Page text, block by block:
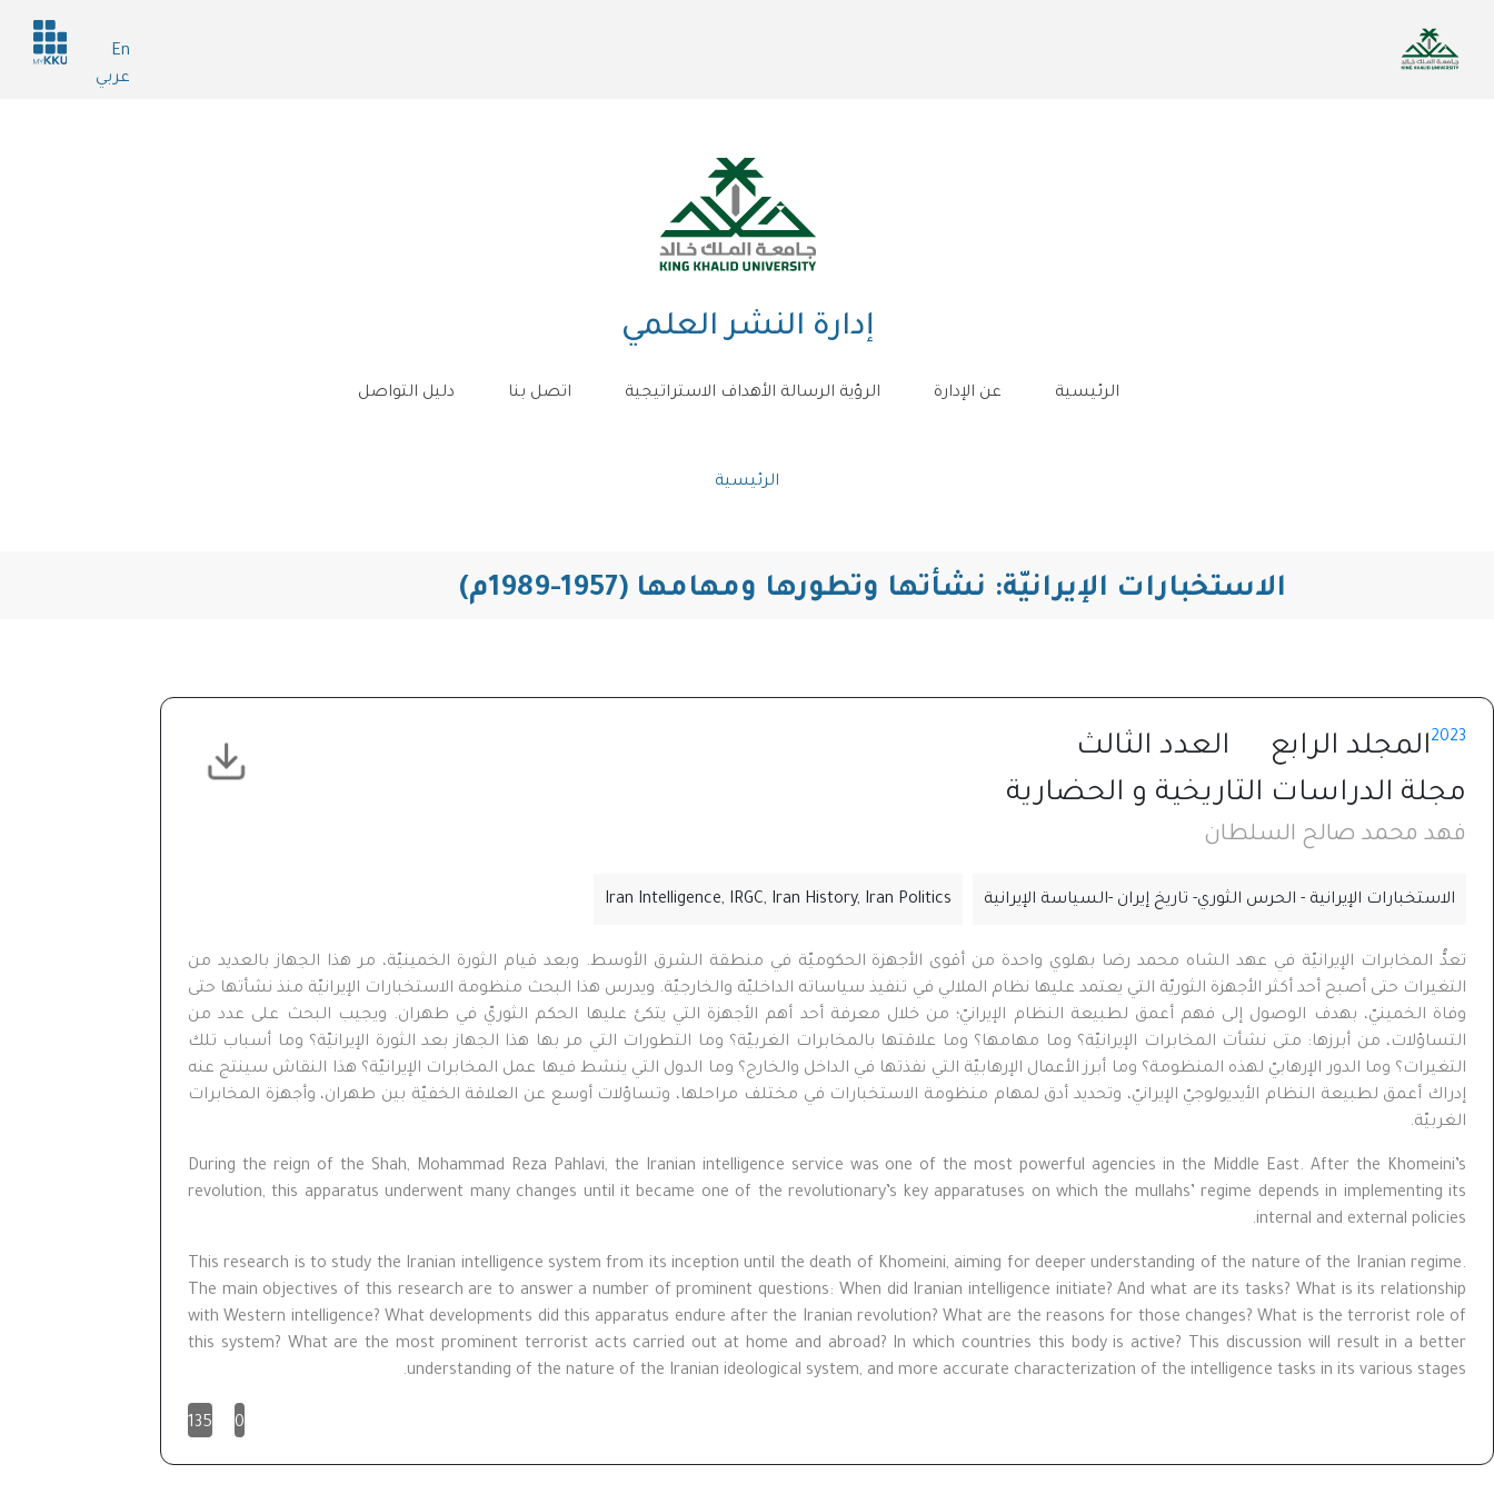
المحتوى
En
عربي
Header
services
إدارة النشر العلمي
الرئيسية عن الإدارة الرؤية الرسالة الأهداف الاستراتيجية اتصل بنا دليل التواصل
مسار
الرئيسية
الاستخبارات الإيرانيّة: نشأتها وتطورها ومهامها (1957-1989م)
2023المجلد الرابع
العدد الثالث
مجلة الدراسات التاريخية و الحضارية⁩
فهد محمد صالح السلطان
الاستخبارات الإيرانية - الحرس الثوري- تاريخ إيران -السياسة الإيرانية Iran Intelligence, IRGC, Iran History, Iran Politics
تعدُّ المخابرات الإيرانيّة في عهد الشاه محمد رضا بهلوي واحدة من أقوى الأجهزة الحكوميّة في منطقة الشرق الأوسط. وبعد قيام الثورة الخمينيّة، مر هذا الجهاز بالعديد من
التغيرات حتى أصبح أحد أكثر الأجهزة الثوريّة التي يعتمد عليها نظام الملالي في تنفيذ سياساته الداخليّة والخارجيّة. ويدرس هذا البحث منظومة الاستخبارات الإيرانيّة منذ نشأتها حتى
وفاة الخمينيّ، بهدف الوصول إلى فهم أعمق لطبيعة النظام الإيرانيّ؛ من خلال معرفة أحد أهم الأجهزة التي يتكئ عليها الحكم الثوريّ في طهران. ويجيب البحث على عدد من
التساؤلات، من أبرزها: متى نشأت المخابرات الإيرانيّة؟ وما مهامها؟ وما علاقتها بالمخابرات الغربيّة؟ وما التطورات التي مر بها هذا الجهاز بعد الثورة الإيرانيّة؟ وما أسباب تلك
التغيرات؟ وما الدور الإرهابيّ لهذه المنظومة؟ وما أبرز الأعمال الإرهابيّة التي نفذتها في الداخل والخارج؟ وما الدول التي ينشط فيها عمل المخابرات الإيرانيّة؟ هذا النقاش سينتج عنه
إدراك أعمق لطبيعة النظام الأيديولوجيّ الإيرانيّ، وتحديد أدق لمهام منظومة الاستخبارات في مختلف مراحلها، وتساؤلات أوسع عن العلاقة الخفيّة بين طهران، وأجهزة المخابرات
الغربيّة.
During the reign of the Shah, Mohammad Reza Pahlavi, the Iranian intelligence service was one of the most powerful agencies in the Middle East. After the Khomeini’s
revolution, this apparatus underwent many changes until it became one of the revolutionary’s key apparatuses on which the mullahs’ regime depends in implementing its
internal and external policies.
This research is to study the Iranian intelligence system from its inception until the death of Khomeini, aiming for deeper understanding of the nature of the Iranian regime.
The main objectives of this research are to answer a number of prominent questions: When did Iranian intelligence initiate? And what are its tasks? What is its relationship
with Western intelligence? What developments did this apparatus endure after the Iranian revolution? What are the reasons for those changes? What is the terrorist role of
this system? What are the most prominent terrorist acts carried out at home and abroad? In which countries this body is active? This discussion will result in a better
understanding of the nature of the Iranian ideological system, and more accurate characterization of the intelligence tasks in its various stages.
0
135